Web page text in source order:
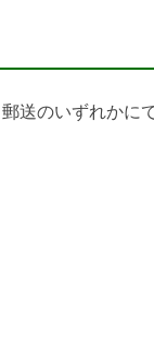
送のいずれかに